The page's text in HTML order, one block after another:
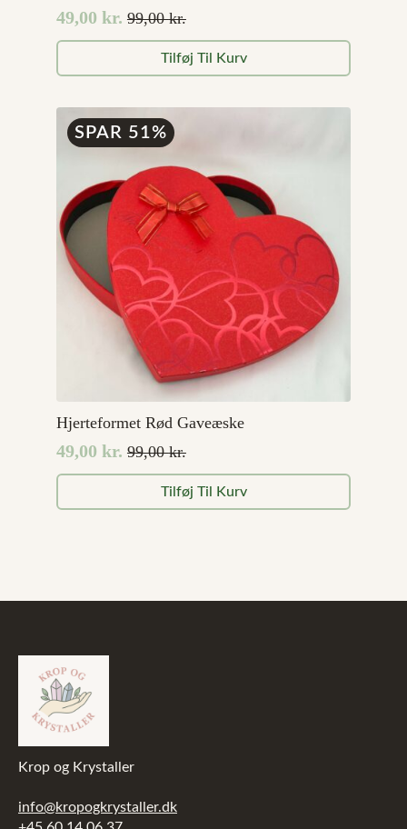
99,00kr.
Den
oprindelige
pris
99,00 kr..
49,00 kr.
Den
aktuelle
pris
49,00 kr..
Tilføj Til Kurv
SPAR 51%
Hjerteformet Rød Gaveæske
99,00kr.
Den
oprindelige
pris
49,00 kr.
Den
aktuelle
pris
Tilføj Til Kurv
Krop og Krystaller
info@kropogkrystaller.dk